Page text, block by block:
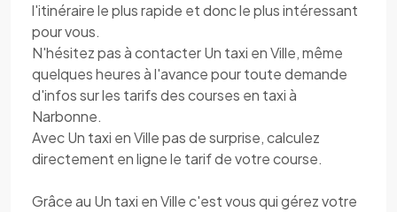
l'itinéraire le plus rapide et donc le plus intéressant
pour vous.
N'hésitez pas à contacter Un taxi en Ville, même
quelques heures à l'avance pour toute demande
d'infos sur les tarifs des courses en taxi à
Narbonne.
Avec Un taxi en Ville pas de surprise, calculez
directement en ligne le tarif de votre course.
Grâce au Un taxi en Ville c'est vous qui gérez votre